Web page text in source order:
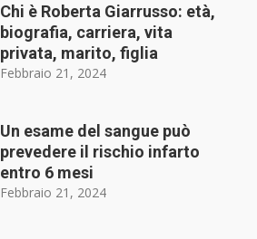
Chi è Roberta Giarrusso: età,
biografia, carriera, vita
privata, marito, figlia
Febbraio 21, 2024
Un esame del sangue può
prevedere il rischio infarto
entro 6 mesi
Febbraio 21, 2024